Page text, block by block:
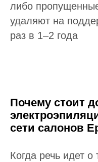
либо
удаляют на
раз в 1–2 года
Почему стоит
сети салонов
Когда речь идет о